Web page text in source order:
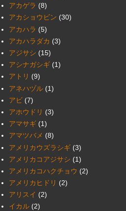
アカゲラ (8)
アカショウビン (30)
アカハラ (5)
アカハラダカ (3)
アジサシ (15)
アシナガシギ (1)
アトリ (9)
アネハヅル (1)
アビ (7)
アホウドリ (3)
アマサギ (1)
アマツバメ (8)
アメリカウズラシギ (3)
アメリカコアジサシ (1)
アメリカコハクチョウ (2)
アメリカヒドリ (2)
アリスイ (2)
イカル (2)